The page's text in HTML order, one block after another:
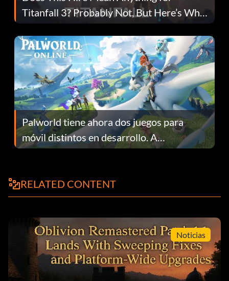
Titanfall 3? Probably Not, But Here’s Why
Fans Are Hopeful
Palworld tiene ahora dos juegos para
móvil distintos en desarrollo. A
continuación te explicamos por qué.
RELATED CONTENT
Noticias